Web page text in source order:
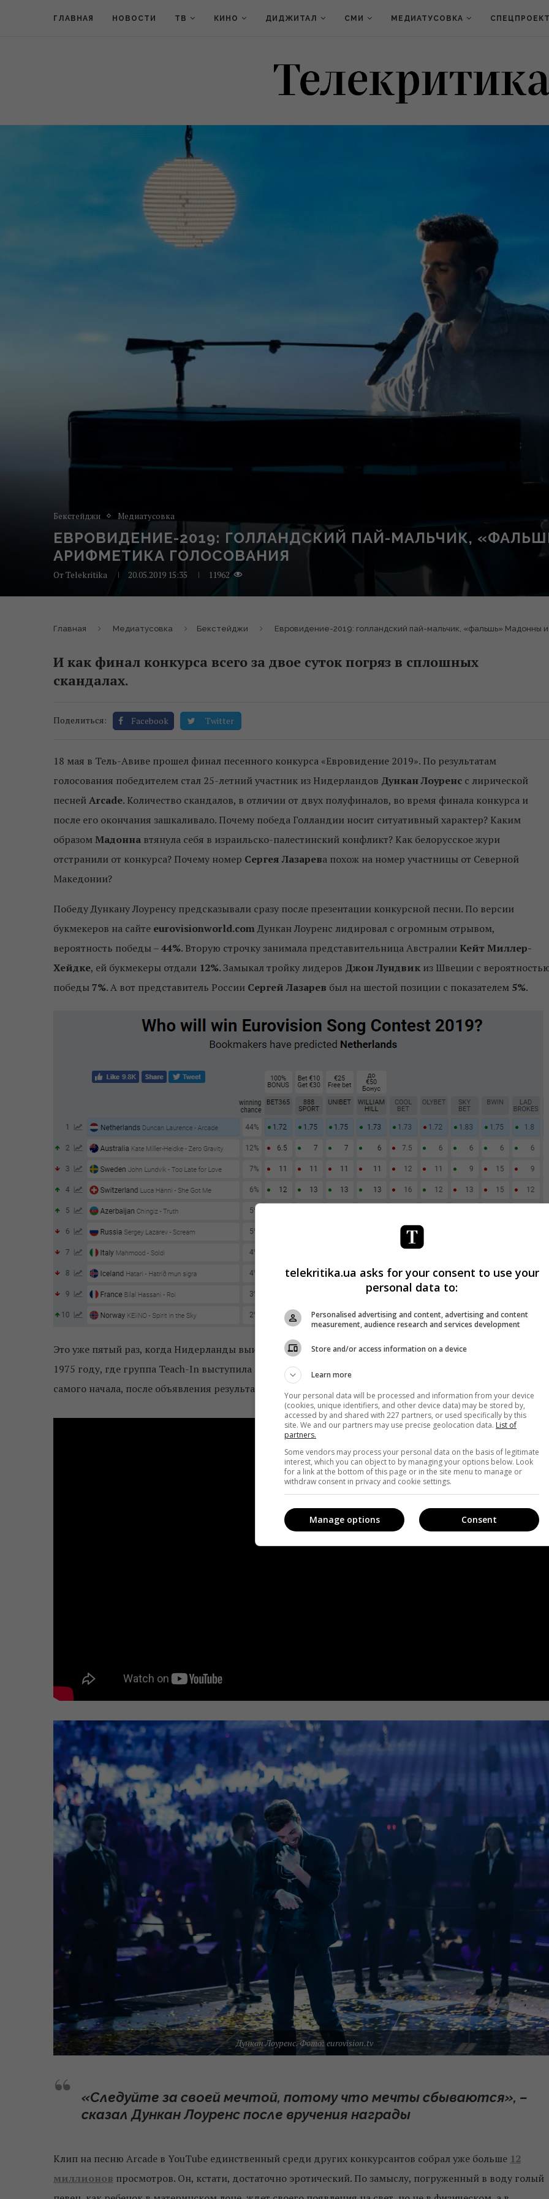
ГЛАВНАЯ НОВОСТИ ТВ КИНО ДИДЖИТАЛ СМИ МЕДИАТУСОВКА
Бекстейджи Медиатусовка
ЕВРОВИДЕНИЕ-2019: ГОЛЛАНДСКИЙ ПАЙ-МАЛЬЧИК,
АРИФМЕТИКА ГОЛОСОВАНИЯ
От Telekritika 20.05.2019 15:35 11962
Главная Медиатусовка Бекстейджи Евровидение-2019: голландский пай-мальчик, «фальшь» Мадонны
И как финал конкурса всего за двое суток погряз в сплошных
скандалах.
Поделиться: Facebook Twitter
18 мая в Тель-Авиве прошел финал песенного конкурса «Евровидение 2019». По результатам
голосования победителем стал 25-летний участник из Нидерландов Дункан Лоуренс с лирической
песнейArcade. Количество скандалов, в отличии от двух полуфиналов, во время финала конкурса и
после его окончания зашкаливало. Почему победа Голландии носит ситуативный характер? Каким
образомМадонна втянула себя в израильско-палестинский конфликт? Как белорусское жури
отстранили от конкурса? Почему номер Сергея Лазарева похож на номер участницы от Северной
Македонии?
Победу Дункану Лоуренсу предсказывали сразу после презентации конкурсной песни. По версии
букмекеров на сайте eurovisionworld.comДункан Лоуренс лидировал с огромным отрывом,
вероятность победы –44%. Вторую строчку занимала представительница Австралии Кейт Миллер-
Хейдке, ей букмекеры отдали 12%. Замыкал тройку лидеров Джон Лундвик из Швеции с
победы7%. А вот представитель России Сергей Лазарев был на шестой позиции с показателем 5%.
Это уже пятый раз, когда Нидерланды выигрывают Евровидение. Последний раз – на конкурсе песни в
1975 году, где группа Teach-In выступила с композицией Ding-A-Dong. Хотя Дункан был фаворитом с
самого начала, после объявления результатов конкурса ему удалось сыграть большое удивление.
Дункан Лоуренс. Фото: eurovision.tv
«Следуйте за своей мечтой, потому что мечты сбываются», –
сказал Дункан Лоуренс после вручения награды
Клип на песню Arcade в YouTube единственный среди других конкурсантов собрал уже больше 12
миллионов просмотров. Он, кстати, достаточно эротический. По замыслу, погруженный в воду голый
telekritika.ua asks for your consent to use your
personal data to:
Personalised advertising and content, advertising and content
measurement, audience research and services development
Store and/or access information on a device
Learn more
Your personal data will be processed and information from your device
(cookies, unique identifiers, and other device data) may be stored by,
accessed by and shared with 227 partners, or used specifically by this
site. We and our partners may use precise geolocation data. List of
partners.
Some vendors may process your personal data on the basis of legitimate
interest, which you can object to by managing your options below. Look
for a link at the bottom of this page or in the site menu to manage or
withdraw consent in privacy and cookie settings.
Consent
Manage options